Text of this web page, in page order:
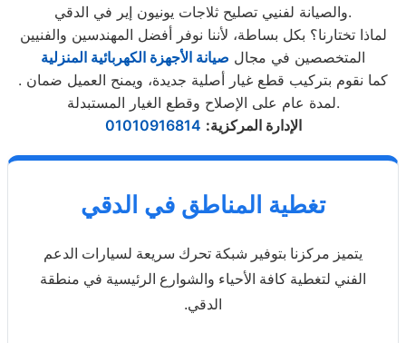
والصيانة لفنيي تصليح ثلاجات يونيون إير في الدقي.
لماذا تختارنا؟ بكل بساطة، لأننا نوفر أفضل المهندسين والفنيين
المتخصصين في مجال صيانة الأجهزة الكهربائية المنزلية
. كما نقوم بتركيب قطع غيار أصلية جديدة، ويمنح العميل ضمان
لمدة عام على الإصلاح وقطع الغيار المستبدلة.
الإدارة المركزية:
01010916814
تغطية المناطق في الدقي
يتميز مركزنا بتوفير شبكة تحرك سريعة لسيارات الدعم
الفني لتغطية كافة الأحياء والشوارع الرئيسية في منطقة
الدقي.